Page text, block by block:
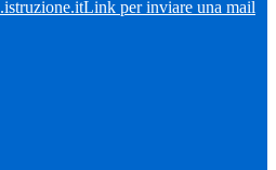
Link per inviare una mail